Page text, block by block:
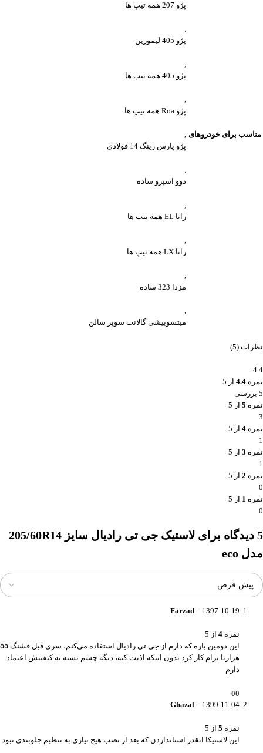
مناسب برای خودروهای
پژو 207 همه تیپ ها
,
پژو 405 لیموزین
,
پژو 405 همه تیپ ها
,
پژو Roa همه تیپ ها
,
پژو پارس رینگ 14 فولادی
,
دوو اسپرو ساده
,
رانا EL همه تیپ ها
,
رانا LX همه تیپ ها
,
مزدا 323 ساده
,
میتسوبیشی گالانت سوپر سالن
نظرات (5)
4.4
نمره 4.4 از 5
5 بررسی
نمره 5 از 5
3
نمره 4 از 5
1
نمره 3 از 5
1
نمره 2 از 5
0
نمره 1 از 5
0
5 دیدگاه برای
لاستیک جی تی رادیال سایز 205/60R14
مدل eco
Farzad – 1397-10-19
نمره 4 از 5
این دومین باره که دارم از جی تی رادیال استفاده می‌کنم، سری قبل قشنگ ۵۵
هزارتا برام کار کرد بدون اینکه اذیت کنه، دیگه چشم بسته به کیفیتش اعتماد
دارم
0
0
Ghazal – 1399-11-04
نمره 5 از 5
این لاستیکا انقدر استانداردن که بعد از نصب هیچ نیازی به تنظیم جلوبندی نبود.